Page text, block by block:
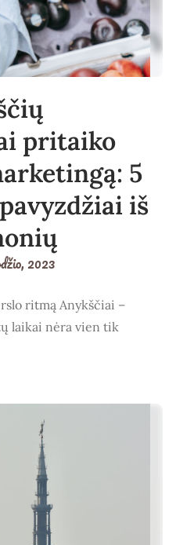
pritaiko
5
iš
2023
ritmą Anykščiai –
laikai nėra vien tik